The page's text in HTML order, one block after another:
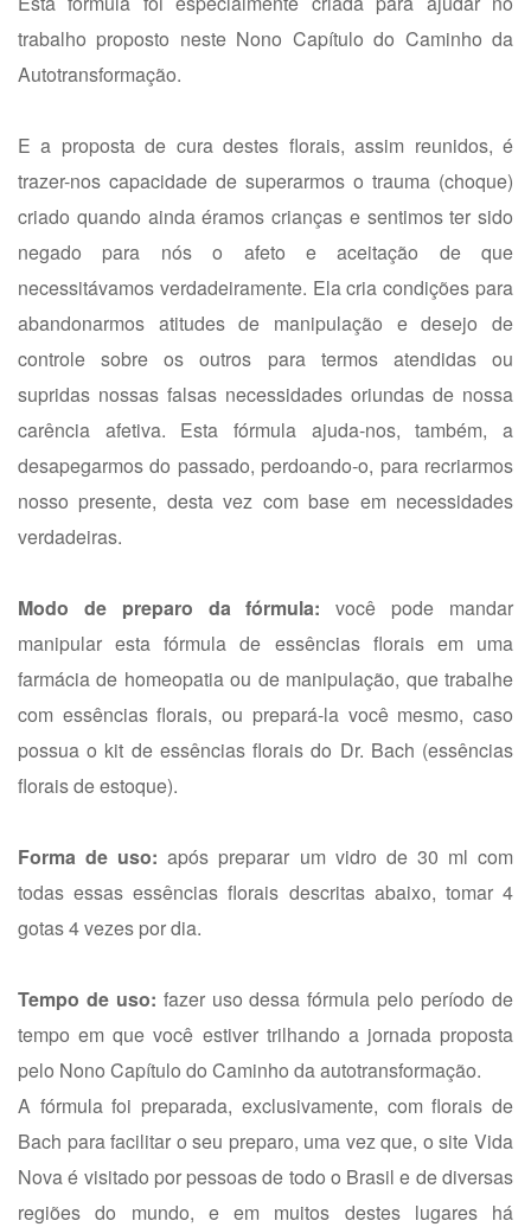
trabalho proposto neste Nono Capítulo do Caminho da
Autotransformação.
E a proposta de cura destes florais, assim reunidos, é
trazer-nos capacidade de superarmos o trauma (choque)
criado quando ainda éramos crianças e sentimos ter sido
negado para nós o afeto e aceitação de que
necessitávamos verdadeiramente. Ela cria condições para
abandonarmos atitudes de manipulação e desejo de
controle sobre os outros para termos atendidas ou
supridas nossas falsas necessidades oriundas de nossa
carência afetiva. Esta fórmula ajuda-nos, também, a
desapegarmos do passado, perdoando-o, para recriarmos
nosso presente, desta vez com base em necessidades
verdadeiras.
Modo de preparo da fórmula: você pode mandar
manipular esta fórmula de essências florais em uma
farmácia de homeopatia ou de manipulação, que trabalhe
com essências florais, ou prepará-la você mesmo, caso
possua o kit de essências florais do Dr. Bach (essências
florais de estoque).
Forma de uso: após preparar um vidro de 30 ml com
todas essas essências florais descritas abaixo, tomar 4
gotas 4 vezes por dia.
Tempo de uso: fazer uso dessa fórmula pelo período de
tempo em que você estiver trilhando a jornada proposta
pelo Nono Capítulo do Caminho da autotransformação.
A fórmula foi preparada, exclusivamente, com florais de
Bach para facilitar o seu preparo, uma vez que, o site Vida
Nova é visitado por pessoas de todo o Brasil e de diversas
regiões do mundo, e em muitos destes lugares há